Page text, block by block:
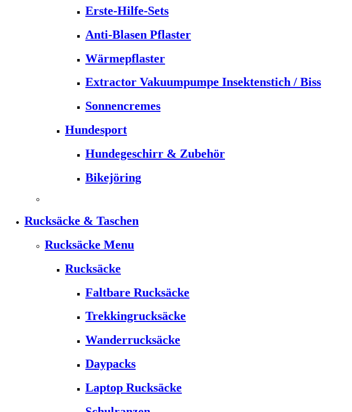
Erste-Hilfe-Sets
Anti-Blasen Pflaster
Wärmepflaster
Extractor Vakuumpumpe Insektenstich / Biss
Sonnencremes
Hundesport
Hundegeschirr & Zubehör
Bikejöring
Rucksäcke & Taschen
Rucksäcke Menu
Rucksäcke
Faltbare Rucksäcke
Trekkingrucksäcke
Wanderrucksäcke
Daypacks
Laptop Rucksäcke